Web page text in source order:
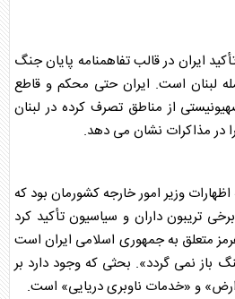
ایران در قالبتفاهمنامه پایان جنگ
لبنان است. ایران حتی محکم و قاطع
از مناطق تصرف کرده در لبنان
در مذاکرات نشان می دهد.
وزیر امور خارجهکشورمان بود که
تریبون داران و سیاسیون تأکید کرد
متعلق به جمهوری اسلامی ایران است
باز نمی گردد». بحثی که وجود دارد بر
و «خدمات ناوبری دریایی» است.